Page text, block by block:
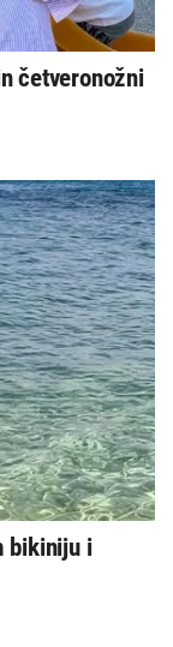
četveronožni
bikiniju i